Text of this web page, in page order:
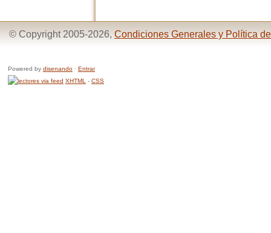
© Copyright 2005-2026, Condiciones Generales y Política
Powered by disenando · Entrar
XHTML - CSS